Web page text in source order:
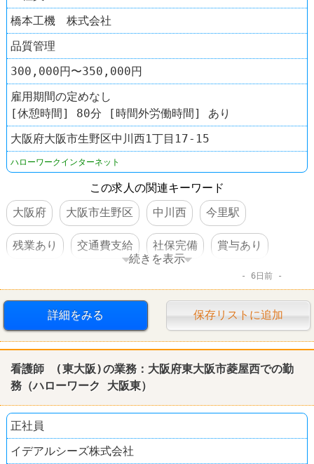
橋本工機 株式会社
品質管理
300,000円〜350,000円
雇用期間の定めなし
[休憩時間] 80分 [時間外労働時間] あり
大阪府大阪市生野区中川西1丁目17-15
ハローワークインターネット
この求人の関連キーワード
大阪府
大阪市生野区 中川西 今里駅
残業あり 交通費支給 社保完備 賞与あり
続きを表示
6日前
詳細をみる 保存リストに追加
看護師 (東大阪)の業務：大阪府東大阪市菱屋西での勤
務（ハローワーク 大阪東）
正社員
イデアルシーズ株式会社